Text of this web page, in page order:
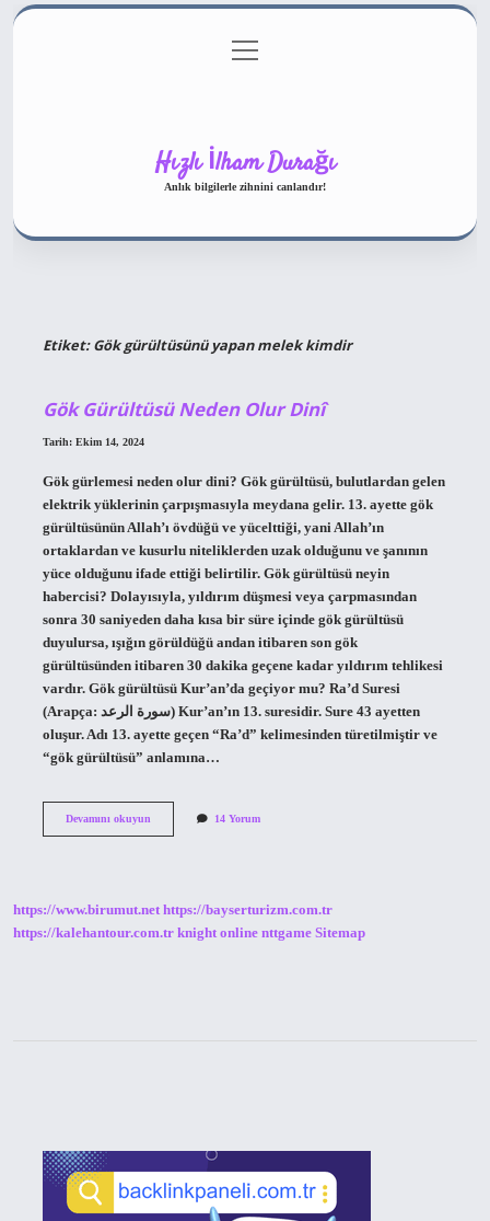
Gizlilik Politikası
menüyü
aç
Hızlı İlham Durağı
Anlık bilgilerle zihnini canlandır!
Etiket:Gök gürültüsünü yapan melek kimdir
Gök Gürültüsü Neden Olur Dinî
Tarih: Ekim 14, 2024
Gök gürlemesi neden olur dini? Gök gürültüsü, bulutlardan gelen
elektrik yüklerinin çarpışmasıyla meydana gelir. 13. ayette gök
gürültüsünün Allah’ı övdüğü ve yücelttiği, yani Allah’ın
ortaklardan ve kusurlu niteliklerden uzak olduğunu ve şanının
yüce olduğunu ifade ettiği belirtilir. Gök gürültüsü neyin
habercisi? Dolayısıyla, yıldırım düşmesi veya çarpmasından
sonra 30 saniyeden daha kısa bir süre içinde gök gürültüsü
duyulursa, ışığın görüldüğü andan itibaren son gök
gürültüsünden itibaren 30 dakika geçene kadar yıldırım tehlikesi
vardır. Gök gürültüsü Kur’an’da geçiyor mu? Ra’d Suresi
(Arapça: سورة الرعد) Kur’an’ın 13. suresidir. Sure 43 ayetten
oluşur. Adı 13. ayette geçen “Ra’d” kelimesinden türetilmiştir ve
“gök gürültüsü” anlamına…
Devamını okuyunGök
14 Yorum
https://www.birumut.net https://bayserturizm.com.tr
https://kalehantour.com.tr knight online nttgame Sitemap